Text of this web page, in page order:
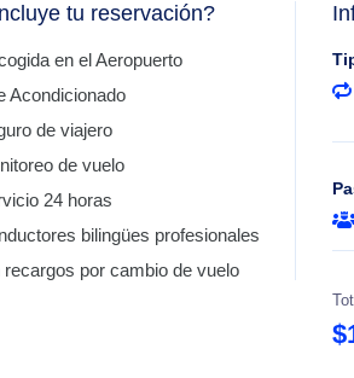
tu reservación?
en el Aeropuerto
Acondicionado
de viajero
de vuelo
24 horas
bilingües profesionales
recargos por cambio de vuelo